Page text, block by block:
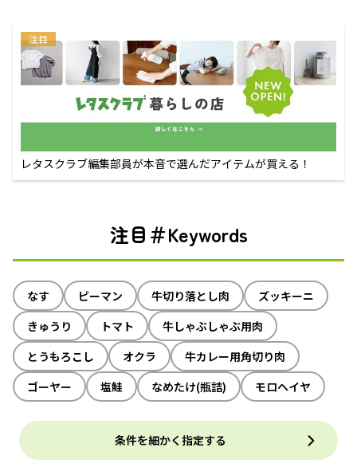
注目
レタスクラブ編集部員が本音で選んだアイテムが買える！
注目＃Keywords
なす ピーマン 牛切り落とし肉
ズッキーニ
きゅうり
トマト
牛しゃぶしゃぶ用肉
とうもろこし
オクラ
牛カレー用角切り肉
ゴーヤー
塩鮭 なめたけ(瓶詰) モロヘイヤ
条件を細かく指定する